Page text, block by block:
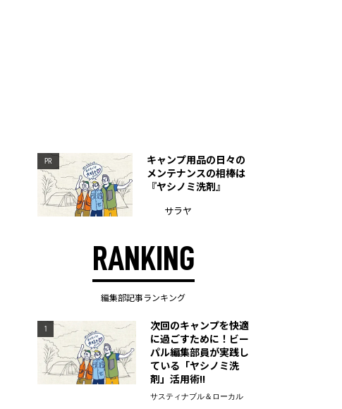
PR
キャンプ用品の日々の
メンテナンスの相棒は
『ヤシノミ洗剤』
サラヤ
RANKING
編集部記事ランキング
1
次回のキャンプを快適
に過ごすために！ビー
パル編集部員が実践し
ている「ヤシノミ洗
剤」活用術!!
サスティナブル＆ローカル